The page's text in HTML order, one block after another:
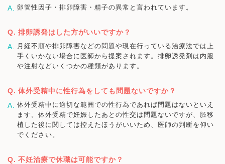
卵管性因子・排卵障害・精子の異常と言われています。
排卵誘発はした方がいいですか？
月経不順や排卵障害などの問題や現在行っている治療法では上
手くいかない場合に医師から提案されます。排卵誘発剤は内服
や注射などいくつかの種類があります。
体外受精中に性行為をしても問題ないですか？
体外受精中に適切な範囲での性行為であれば問題はないといえ
ます。体外受精で妊娠したあとの性交は問題ないですが、胚移
植した後に関しては控えたほうがいいため、医師の判断を仰い
でください。
不妊治療で休職は可能ですか？